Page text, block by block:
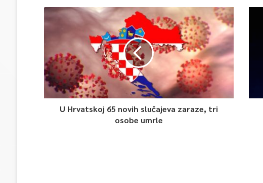
U Hrvatskoj 65 novih slučajeva zaraze, tri
osobe umrle